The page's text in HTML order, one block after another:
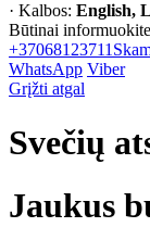
· Kalbos: English,
Būtinai
+37068123711
WhatsApp Viber
Grįžti atgal
Svečių
Jaukus